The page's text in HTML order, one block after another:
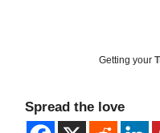
s
Getting your
Spread the love